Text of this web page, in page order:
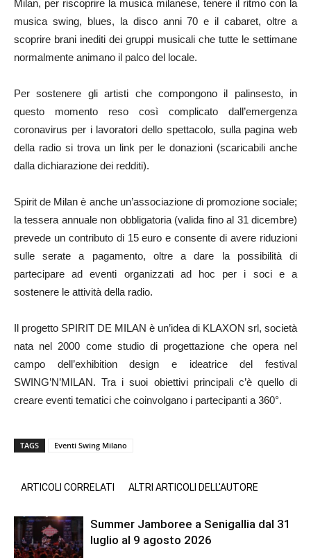
Milan, per riscoprire la musica milanese, tenere il ritmo con la
musica swing, blues, la disco anni 70 e il cabaret, oltre a
scoprire brani inediti dei gruppi musicali che tutte le settimane
normalmente animano il palco del locale.
Per sostenere gli artisti che compongono il palinsesto, in
questo momento reso così complicato dall’emergenza
coronavirus per i lavoratori dello spettacolo, sulla pagina web
della radio si trova un link per le donazioni (scaricabili anche
dalla dichiarazione dei redditi).
Spirit de Milan è anche un’associazione di promozione sociale;
la tessera annuale non obbligatoria (valida fino al 31 dicembre)
prevede un contributo di 15 euro e consente di avere riduzioni
sulle serate a pagamento, oltre a dare la possibilità di
partecipare ad eventi organizzati ad hoc per i soci e a
sostenere le attività della radio.
Il progetto SPIRIT DE MILAN è un’idea di KLAXON srl, società
nata nel 2000 come studio di progettazione che opera nel
campo dell’exhibition design e ideatrice del festival
SWING’N’MILAN. Tra i suoi obiettivi principali c’è quello di
creare eventi tematici che coinvolgano i partecipanti a 360°.
TAGS Eventi Swing Milano
ARTICOLI CORRELATI ALTRI ARTICOLI DELL'AUTORE
Summer Jamboree a Senigallia dal 31
luglio al 9 agosto 2026